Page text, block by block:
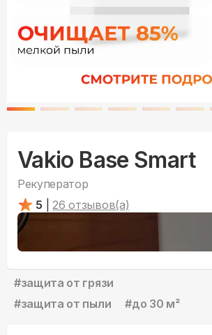
Vakio Base Smart
Рекуператор
5
26 отзывов(а)
#защита от грязи
#защита от пыли #до 30 м²